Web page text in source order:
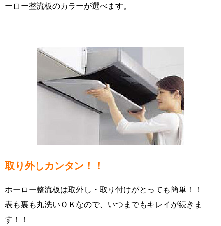
ーロー整流板のカラーが選べます。
取り外しカンタン！！
ホーロー整流板は取外し・取り付けがとっても簡単！！
表も裏も丸洗いＯＫなので、いつまでもキレイが続きま
す！！